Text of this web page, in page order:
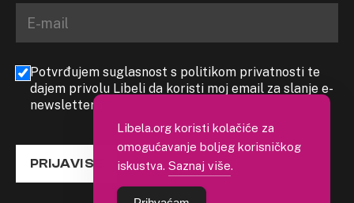
Potvrđujem suglasnost s politikom privatnosti te
dajem privolu Libeli da koristi moj email za slanje e-
newslettera
PRIJAVI SE
Libela.org koristi kolačiće za
omogućavanje boljeg korisničkog
iskustva. Saznaj više.